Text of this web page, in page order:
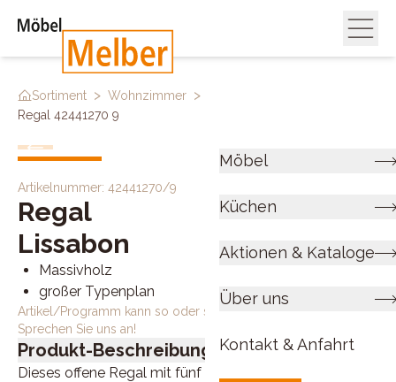
Möbel
Küchen
Aktionen & Kataloge
Über uns
Kontakt & Anfahrt
Sortiment > Wohnzimmer >
Regal 42441270 9
Artikelnummer: 42441270/9
Regal
Lissabon
Massivholz
großer Typenplan
Artikel/Programm kann so oder so ähnlich bestellt werden.
Sprechen Sie uns an!
Produkt-Beschreibung
Dieses offene Regal mit fünf stabilen Böden überzeugt